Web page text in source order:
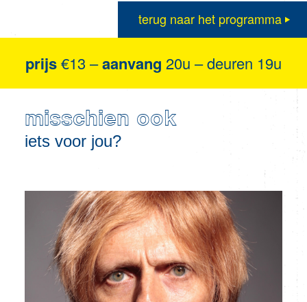
terug naar het programma
prijs€13 –aanvang 20u – deuren 19u
misschien ook
iets voor jou?